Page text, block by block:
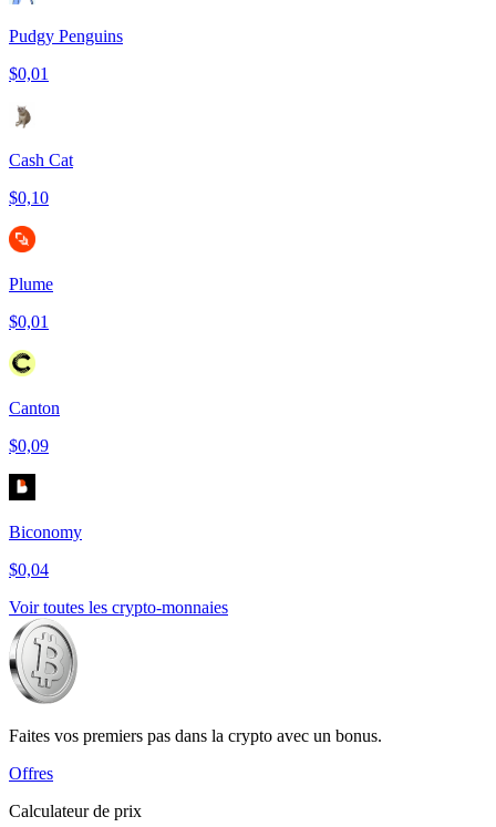
Pudgy Penguins
$0,01
Cash Cat
$0,10
Plume
$0,01
Canton
$0,09
Biconomy
$0,04
Voir toutes les crypto-monnaies
Faites vos premiers pas dans la crypto avec un bonus.
Offres
Calculateur de prix